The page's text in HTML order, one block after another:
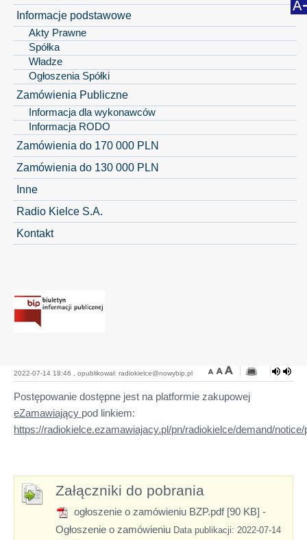
Informacje podstawowe
Akty Prawne
Spółka
Władze
Ogłoszenia Spółki
Zamówienia Publiczne
Informacja dla wykonawców
Informacja RODO
Zamówienia do 170 000 PLN
Zamówienia do 130 000 PLN
Inne
Radio Kielce S.A.
Kontakt
2022-07-14 18:46 , opublikował: radiokielce@nowybip.pl
Postępowanie dostępne jest na platformie zakupowej
eZamawiający pod linkiem:
https://radiokielce.ezamawiajacy.pl/pn/radiokielce/demand/
Załączniki do pobrania
ogłoszenie o zamówieniu BZP.pdf [90 KB] -
Ogłoszenie o zamówieniu Data publikacji: 2022-07-14